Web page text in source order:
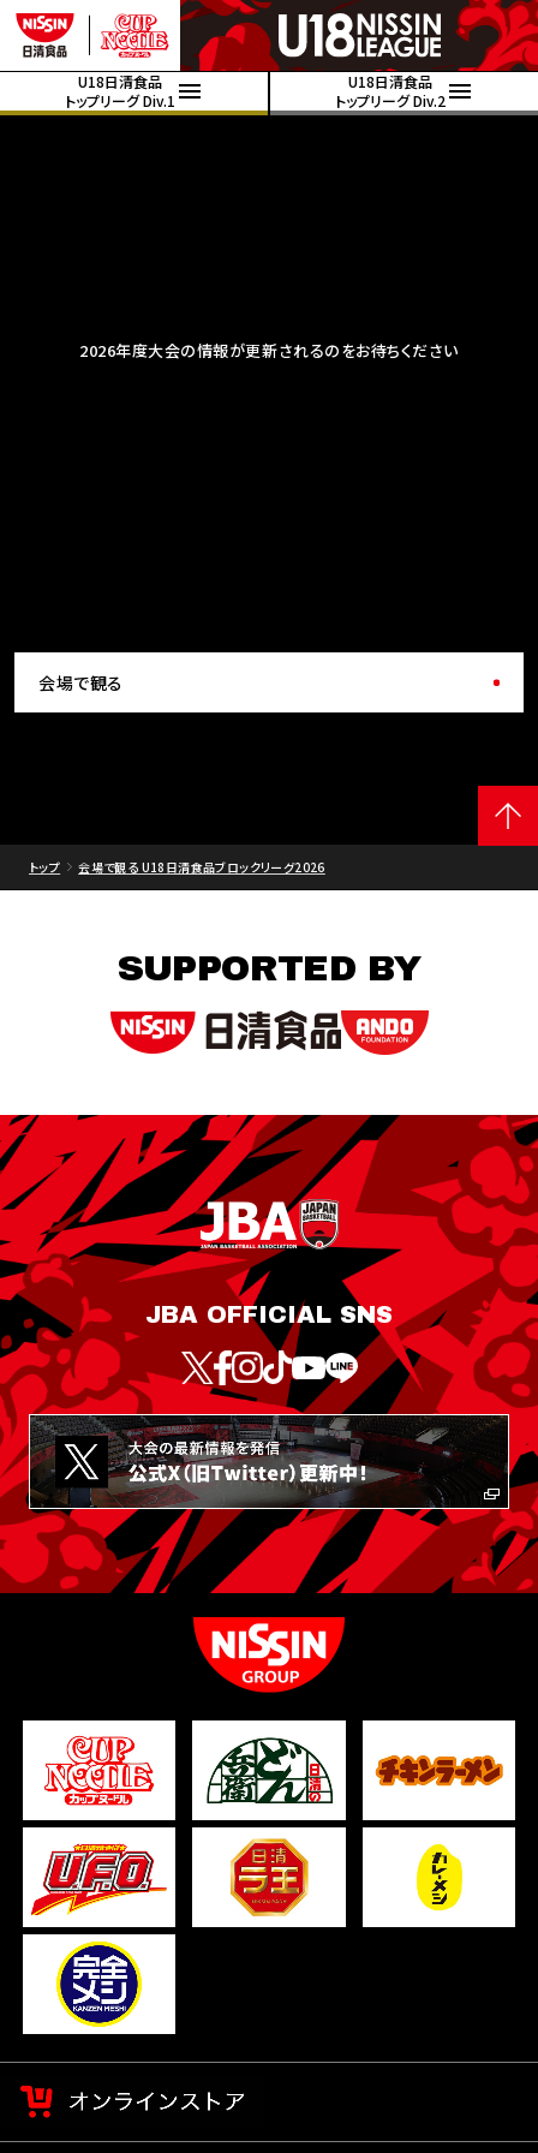
U18日清食品
トップリーグ Div.1
U18日清食品
トップリーグ Div.2
2026年度大会の情報が更新されるのをお待ちください
会場で観る
トップ 会場で観る U18日清食品ブロックリーグ2026
SUPPORTED BY
JBA OFFICIAL SNS